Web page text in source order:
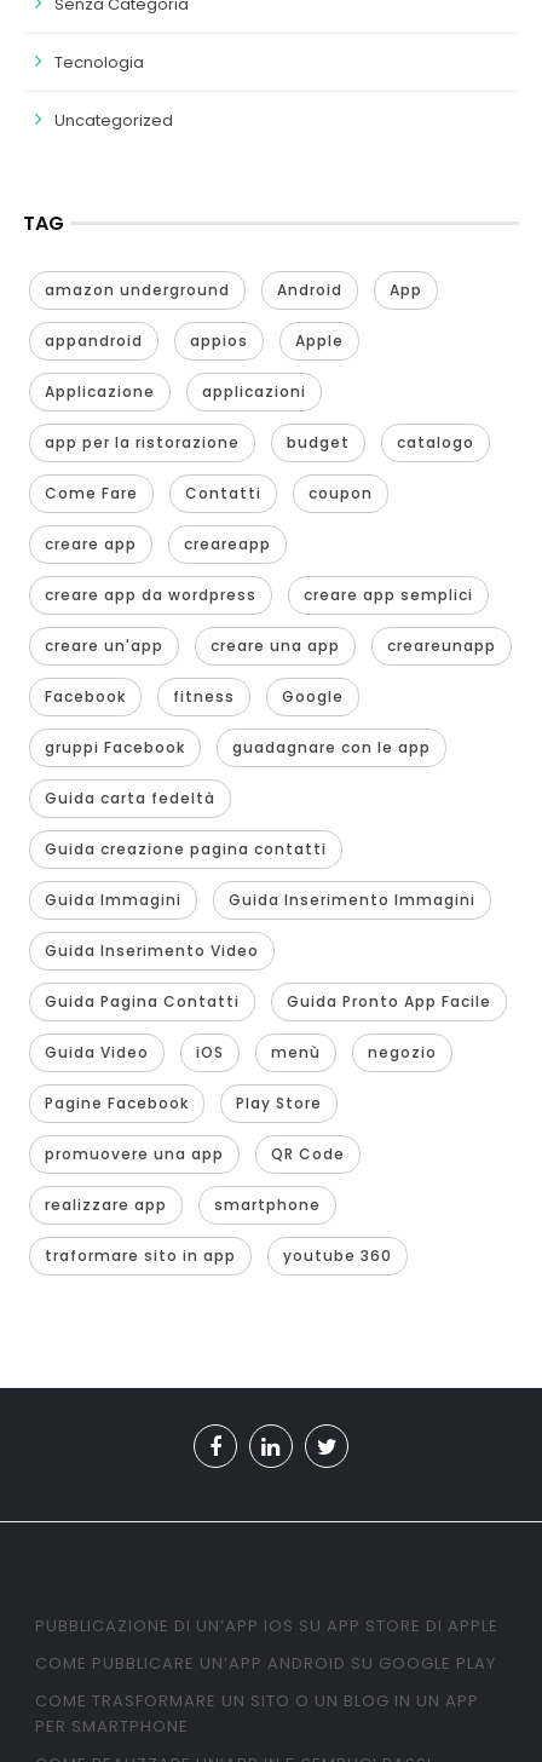
Tecnologia
Uncategorized
TAG
amazon underground Android App
appandroid appios Apple
Applicazione applicazioni
app per la ristorazione budget catalogo
Come Fare Contatti coupon
creare app creareapp
creare app da wordpress creare app semplici
creare un'app creare una app creareunapp
Facebook fitness Google
gruppi Facebook guadagnare con le app
Guida carta fedeltà
Guida creazione pagina contatti
Guida Immagini Guida Inserimento Immagini
Guida Inserimento Video
Guida Pagina Contatti Guida Pronto App Facile
Guida Video iOS menù negozio
Pagine Facebook Play Store
promuovere una app QR Code
realizzare app smartphone
traformare sito in app youtube 360
PUBBLICAZIONE DI UN’APP IOS SU APP STORE DI APPLE
COME PUBBLICARE UN’APP ANDROID SU GOOGLE PLAY
COME TRASFORMARE UN SITO O UN BLOG IN UN APP
PER SMARTPHONE